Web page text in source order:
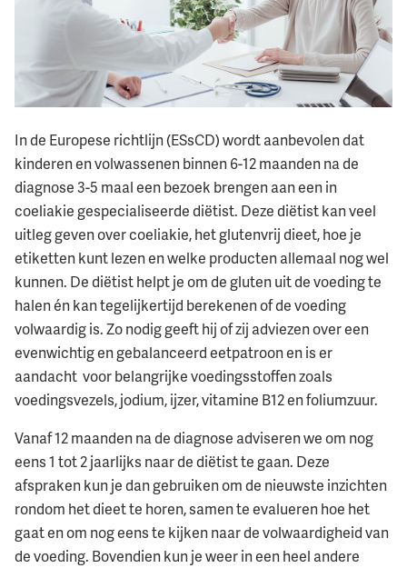
In de Europese richtlijn (ESsCD) wordt aanbevolen dat
kinderen en volwassenen binnen 6-12 maanden na de
diagnose 3-5 maal een bezoek brengen aan een in
coeliakie gespecialiseerde diëtist. Deze diëtist kan veel
uitleg geven over coeliakie, het glutenvrij dieet, hoe je
etiketten kunt lezen en welke producten allemaal nog wel
kunnen. De diëtist helpt je om de gluten uit de voeding te
halen én kan tegelijkertijd berekenen of de voeding
volwaardig is. Zo nodig geeft hij of zij adviezen over een
evenwichtig en gebalanceerd eetpatroon en is er
aandacht voor belangrijke voedingsstoffen zoals
voedingsvezels, jodium, ijzer, vitamine B12 en foliumzuur.
Vanaf 12 maanden na de diagnose adviseren we om nog
eens 1 tot 2 jaarlijks naar de diëtist te gaan. Deze
afspraken kun je dan gebruiken om de nieuwste inzichten
rondom het dieet te horen, samen te evalueren hoe het
gaat en om nog eens te kijken naar de volwaardigheid van
de voeding. Bovendien kun je weer in een heel andere